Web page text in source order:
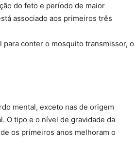
do feto e período de maior
associado aos primeiros três
para conter o mosquito transmissor, o
mental, exceto nas de origem
O tipo e o nível de gravidade da
os primeiros anos melhoram o